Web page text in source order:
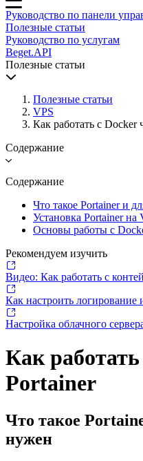
Руководство по панели
Полезные статьи
Руководство по услугам
Beget.API
Полезные статьи
Полезные статьи
VPS
Как работать с Docker
Содержание
Содержание
Что такое Portainer и
Установка Portainer на
Основы работы с
Рекомендуем изучить
Видео: Как работать с
Как настроить
Настройка облачного
Как
Portainer
Что такое
нужен